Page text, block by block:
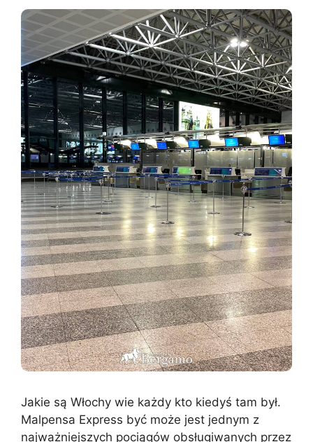
Jakie są Włochy wie każdy kto kiedyś tam był.
Malpensa Express być może jest jednym z
najważniejszych pociągów obsługiwanych przez